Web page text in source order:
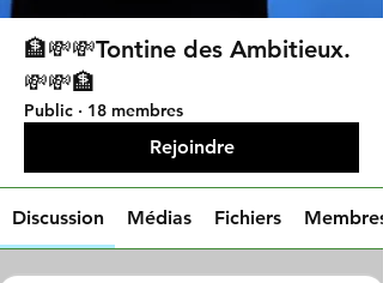
🏦💸💸Tontine des Ambitieux.
💸💸🏦
Public · 18 membres
Rejoindre
Discussion Médias Fichiers Membres